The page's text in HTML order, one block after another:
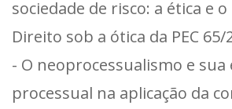
sociedade de risco: a ética e
Direito sob a ótica da PEC 65/
- O neoprocessualismo e
processual na aplicação da